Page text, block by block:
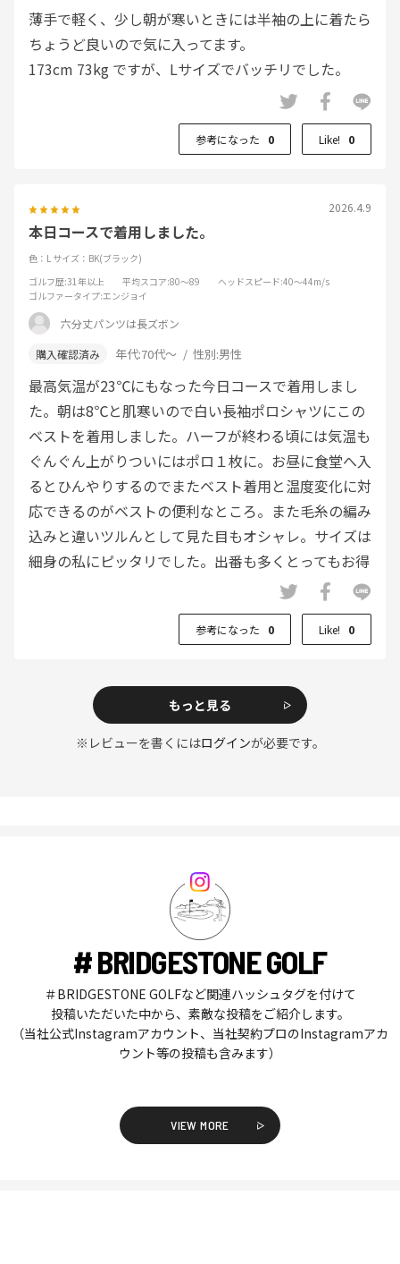
薄手で軽く、少し朝が寒いときには半袖の上に着たら
ちょうど良いので気に入ってます。
173cm 73kg ですが、Lサイズでバッチリでした。
参考になった 0 Like! 0
2026.4.9
本日コースで着用しました。
色：L サイズ：BK(ブラック)
ゴルフ歴:31年以上 平均スコア:80～89 ヘッドスピード:40～44m/s
ゴルファータイプ:エンジョイ
六分丈パンツは長ズボン
年代:70代～ 性別:男性
最高気温が23℃にもなった今日コースで着用しまし
た。朝は8℃と肌寒いので白い長袖ポロシャツにこの
ベストを着用しました。ハーフが終わる頃には気温も
ぐんぐん上がりついにはポロ１枚に。お昼に食堂へ入
るとひんやりするのでまたベスト着用と温度変化に対
応できるのがベストの便利なところ。また毛糸の編み
込みと違いツルんとして見た目もオシャレ。サイズは
細身の私にピッタリでした。出番も多くとってもお得
参考になった 0 Like! 0
もっと見る
※レビューを書くにはログインが必要です。
# BRIDGESTONE GOLF
＃BRIDGESTONE GOLFなど関連ハッシュタグを付けて
投稿いただいた中から、素敵な投稿をご紹介します。
（当社公式Instagramアカウント、当社契約プロのInstagramアカ
ウント等の投稿も含みます）
VIEW MORE